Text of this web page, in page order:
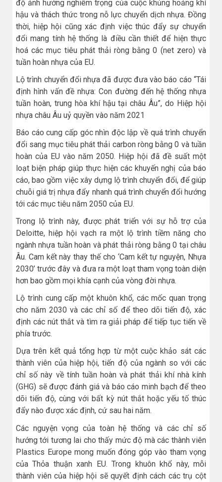
độ ảnh hưởng nghiêm trọng của cuộc khủng hoảng khí
hậu và thách thức trong nỗ lực chuyển dịch nhựa. Đồng
thời, hiệp hội cũng xác định việc thúc đẩy sự chuyển
đổi mang tính hệ thống là điều cần thiết để hiện thực
hoá các mục tiêu phát thải ròng bằng 0 (net zero) và
tuần hoàn nhựa của EU.
Lộ trình chuyển đổi nhựa đã được đưa vào báo cáo “Tái
định hình vấn đề nhựa: Con đường đến hệ thống nhựa
tuần hoàn, trung hòa khí hậu tại châu Âu”, do Hiệp hội
nhựa châu Âu uỷ quyền vào năm 2021
Báo cáo cung cấp góc nhìn độc lập về quá trình chuyển
đổi sang mục tiêu phát thải carbon ròng bằng 0 và tuần
hoàn của EU vào năm 2050. Hiệp hội đã đề suất một
loạt biện pháp giúp thực hiện các khuyến nghị của báo
cáo, bao gồm việc xây dựng lộ trình chuyển đổi, để giúp
chuỗi giá trị nhựa đẩy nhanh quá trình chuyển đổi hướng
tới các mục tiêu năm 2050 của EU.
Trong lộ trình này, được phát triển với sự hỗ trợ của
Deloitte, hiệp hội vạch ra một lộ trình tiềm năng cho
ngành nhựa tuần hoàn và phát thải ròng bằng 0 tại châu
Âu. Cam kết này thay thế cho ‘Cam kết tự nguyện, Nhựa
2030’ trước đây và đưa ra một loạt tham vọng toàn diện
hơn bao gồm mọi khía cạnh của vòng đời nhựa.
Lộ trình cung cấp một khuôn khổ, các mốc quan trọng
cho năm 2030 và các chỉ số để theo dõi tiến độ, xác
định các nút thắt và tìm ra giải pháp để tiếp tục tiến về
phía trước.
Dựa trên kết quả tổng hợp từ một cuộc khảo sát các
thành viên của hiệp hội, tiến độ của ngành so với các
chỉ số này về tính tuần hoàn và phát thải khí nhà kính
(GHG) sẽ được đánh giá và báo cáo minh bạch để theo
dõi tiến độ, cùng với bất kỳ nút thắt hoặc yếu tố thúc
đẩy nào được xác định, cứ sau hai năm.
Các nguyện vọng của toàn hệ thống và các chỉ số
hướng tới tương lai cho thấy mức độ mà các thành viên
Plastics Europe mong muốn đóng góp vào tham vọng
của Thỏa thuận xanh EU. Trong khuôn khổ này, mỗi
thành viên của hiệp hội sẽ quyết định cách các trụ cột